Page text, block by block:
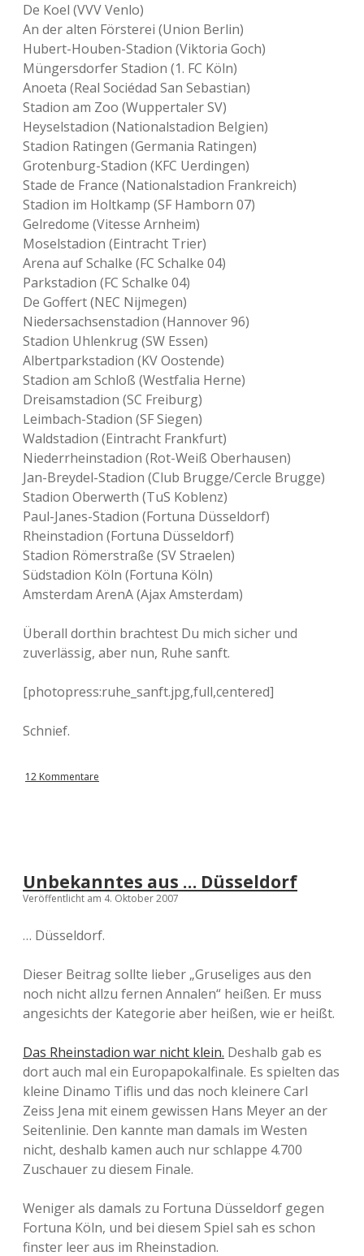
De Koel (VVV Venlo)
An der alten Försterei (Union Berlin)
Hubert-Houben-Stadion (Viktoria Goch)
Müngersdorfer Stadion (1. FC Köln)
Anoeta (Real Sociédad San Sebastian)
Stadion am Zoo (Wuppertaler SV)
Heyselstadion (Nationalstadion Belgien)
Stadion Ratingen (Germania Ratingen)
Grotenburg-Stadion (KFC Uerdingen)
Stade de France (Nationalstadion Frankreich)
Stadion im Holtkamp (SF Hamborn 07)
Gelredome (Vitesse Arnheim)
Moselstadion (Eintracht Trier)
Arena auf Schalke (FC Schalke 04)
Parkstadion (FC Schalke 04)
De Goffert (NEC Nijmegen)
Niedersachsenstadion (Hannover 96)
Stadion Uhlenkrug (SW Essen)
Albertparkstadion (KV Oostende)
Stadion am Schloß (Westfalia Herne)
Dreisamstadion (SC Freiburg)
Leimbach-Stadion (SF Siegen)
Waldstadion (Eintracht Frankfurt)
Niederrheinstadion (Rot-Weiß Oberhausen)
Jan-Breydel-Stadion (Club Brugge/Cercle Brugge)
Stadion Oberwerth (TuS Koblenz)
Paul-Janes-Stadion (Fortuna Düsseldorf)
Rheinstadion (Fortuna Düsseldorf)
Stadion Römerstraße (SV Straelen)
Südstadion Köln (Fortuna Köln)
Amsterdam ArenA (Ajax Amsterdam)
Überall dorthin brachtest Du mich sicher und
zuverlässig, aber nun, Ruhe sanft.
[photopress:ruhe_sanft.jpg,full,centered]
Schnief.
12 Kommentare
Unbekanntes aus … Düsseldorf
Veröffentlicht am 4. Oktober 2007
… Düsseldorf.
Dieser Beitrag sollte lieber „Gruseliges aus den
noch nicht allzu fernen Annalen“ heißen. Er muss
angesichts der Kategorie aber heißen, wie er heißt.
Das Rheinstadion war nicht klein. Deshalb gab es
dort auch mal ein Europapokalfinale. Es spielten das
kleine Dinamo Tiflis und das noch kleinere Carl
Zeiss Jena mit einem gewissen Hans Meyer an der
Seitenlinie. Den kannte man damals im Westen
nicht, deshalb kamen auch nur schlappe 4.700
Zuschauer zu diesem Finale.
Weniger als damals zu Fortuna Düsseldorf gegen
Fortuna Köln, und bei diesem Spiel sah es schon
finster leer aus im Rheinstadion.